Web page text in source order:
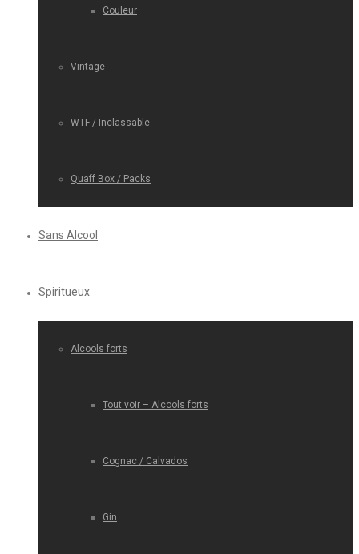
Couleur
Vintage
WTF / Inclassable
Quaff Box / Packs
Sans Alcool
Spiritueux
Alcools forts
Tout voir – Alcools forts
Cognac / Calvados
Gin